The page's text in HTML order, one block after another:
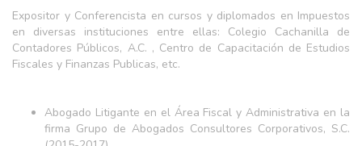
Expositor y Conferencista en cursos y diplomados en Impuestos
en diversas instituciones entre ellas: Colegio Cachanilla de
Contadores Públicos, A.C. , Centro de Capacitación de Estudios
Fiscales y Finanzas Publicas, etc.
Abogado Litigante en el Área Fiscal y Administrativa en la
firma Grupo de Abogados Consultores Corporativos, S.C.